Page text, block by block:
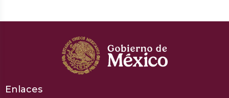
Enlaces